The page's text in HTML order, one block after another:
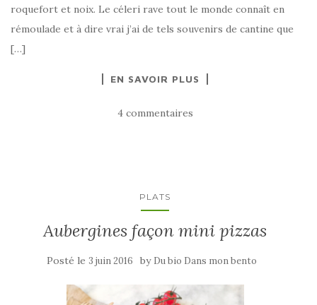
roquefort et noix. Le céleri rave tout le monde connaît en
rémoulade et à dire vrai j’ai de tels souvenirs de cantine que
[…]
EN SAVOIR PLUS
4 commentaires
PLATS
Aubergines façon mini pizzas
Posté le 3 juin 2016 by Du bio Dans mon bento